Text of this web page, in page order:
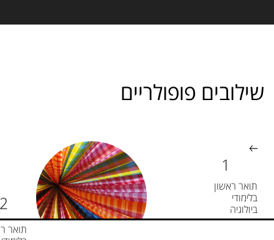
שילובים פופולריים
תואר
תואר ראשון
בלימודי
ביולוגיה